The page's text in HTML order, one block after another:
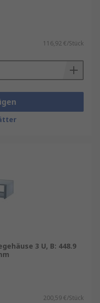
mit
116,92 €/Stück
3 U, B: 448.9
200,59 €/Stück